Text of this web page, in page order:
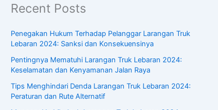
Recent Posts
Penegakan Hukum Terhadap Pelanggar Larangan Truk
Lebaran 2024: Sanksi dan Konsekuensinya
Pentingnya Mematuhi Larangan Truk Lebaran 2024:
Keselamatan dan Kenyamanan Jalan Raya
Tips Menghindari Denda Larangan Truk Lebaran 2024:
Peraturan dan Rute Alternatif